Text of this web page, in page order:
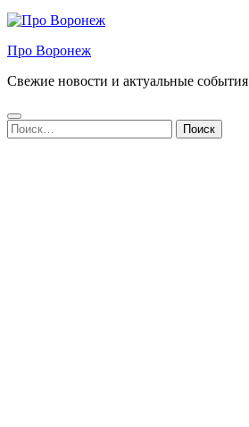
Про Воронеж
Свежие новости и актуальные события
Найти: